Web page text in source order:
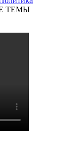
ТЕМЫ